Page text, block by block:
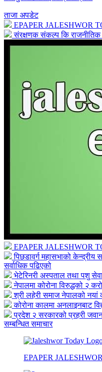
ताजा अपडेट
EPAPER JALESHWOR
संरक्षणक संकल्प कि राजनीतिक
EPAPER JALESHWOR
पिछडावर्ग महासभाको केन्द्रीय
सर्वाधिक पढिएको
भेटेरिनरी अस्पताल तथा पशु
नेपालमा कोरोना विरुद्धको २
श्री लहेरी समाज नेपालको नयां
कोरोना कालमा अनलाइनबाट
प्रदेश २ सरकारको प्रहरी
सम्बन्धित समाचार
EPAPER